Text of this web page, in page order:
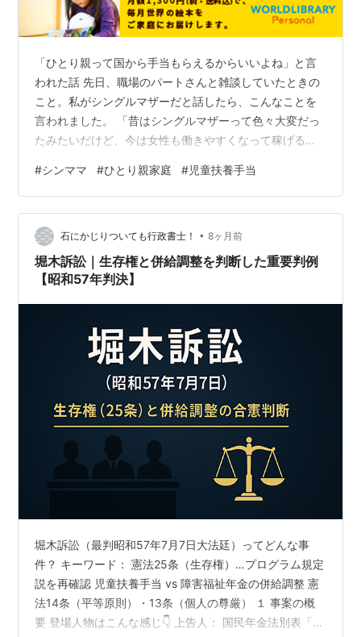
「ひとり親って国から手当もらえるからいいよね」と言
われた話 先日、職場のパートさんと雑談していたときの
こと。私がシングルマザーだと話したら、こんなことを
言われました。 「昔はシングルマザーって色々大変だっ
たみたいだけど、今は女性も働きやすくなって稼げる
すくなったよね」 この方、とても優しくていい人。嫌味
とかではまったくなくて、たぶん「今どき普通だよ〜！
大丈夫だよ〜！」って言いたかったんだと思う。 なので
私もその場では、「ですね〜（笑）」って普通に返しま
した😂 でもさ、ひとつだけ言わせて 私、国からの支援と
か…ビタ一文もらってませんからーー！！ …
#シンママ #ひとり親家庭 #児童扶養手当
石にかじりついても行政書士！ • 8ヶ月前
堀木訴訟｜生存権と併給調整を判断した重要判例
【昭和57年判決】
堀木訴訟（最判昭和57年7月7日大法廷）ってどんな事
件？ キーワード： 憲法25条（生存権）…プログラム規定
説を再確認 児童扶養手当 vs 障害福祉年金の併給調整 憲
法14条（平等原則）・13条（個人の尊厳） １ 事案の概
要 登場人物はこんな感じ👇 上告人： 国民年金法別表「1